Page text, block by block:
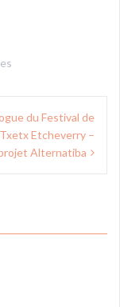
du Festival de
Etcheverry –
Alternatiba